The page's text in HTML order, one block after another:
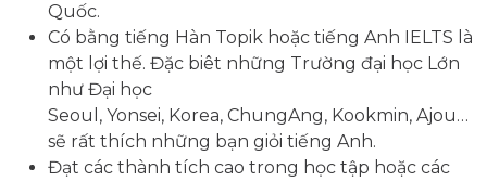
Quốc.
Có bằng tiếng Hàn Topik hoặc tiếng Anh IELTS là
một lợi thế. Đặc biêt những Trường đại học Lớn
như Đại học
Seoul, Yonsei, Korea, ChungAng, Kookmin, Ajou…
sẽ rất thích những bạn giỏi tiếng Anh.
Đạt các thành tích cao trong học tập hoặc các